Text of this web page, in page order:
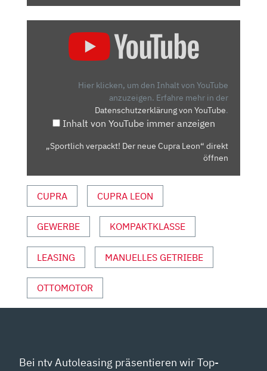
VERPACKT!
YOUTUBE
ANZEIGEN
Hier klicken, um den Inhalt von YouTube
anzuzeigen. Erfahre mehr in der
Datenschutzerklärung von YouTube.
Inhalt von YouTube immer anzeigen
„Sportlich verpackt! Der neue Cupra Leon“ direkt
öffnen
CUPRA CUPRA LEON
GEWERBE KOMPAKTKLASSE
LEASING MANUELLES GETRIEBE
OTTOMOTOR
Bei ntv Autoleasing präsentieren wir Top-